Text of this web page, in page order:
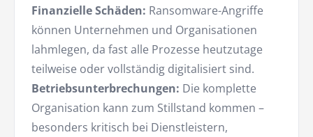
Finanzielle Schäden: Ransomware-Angriffe
können Unternehmen und Organisationen
lahmlegen, da fast alle Prozesse heutzutage
teilweise oder vollständig digitalisiert sind.
Betriebsunterbrechungen: Die komplette
Organisation kann zum Stillstand kommen –
besonders kritisch bei Dienstleistern,